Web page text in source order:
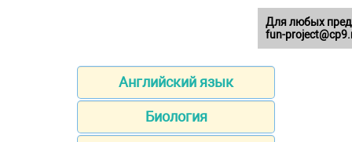
Английский язык
Биология
Для любых
fun-